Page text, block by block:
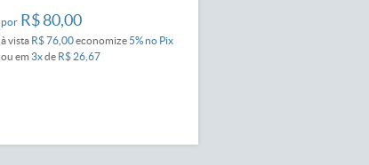
por R$ 80,00
à vista R$ 76,00economize 5%no Pix
ou em 3xde R$ 26,67